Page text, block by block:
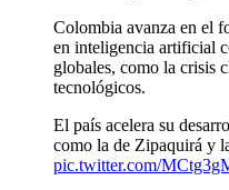
Colombia avanza en el
en inteligencia artificial
globales, como la crisis
tecnológicos.
El país acelera su
como la de Zipaquirá y
pic.twitter.com/